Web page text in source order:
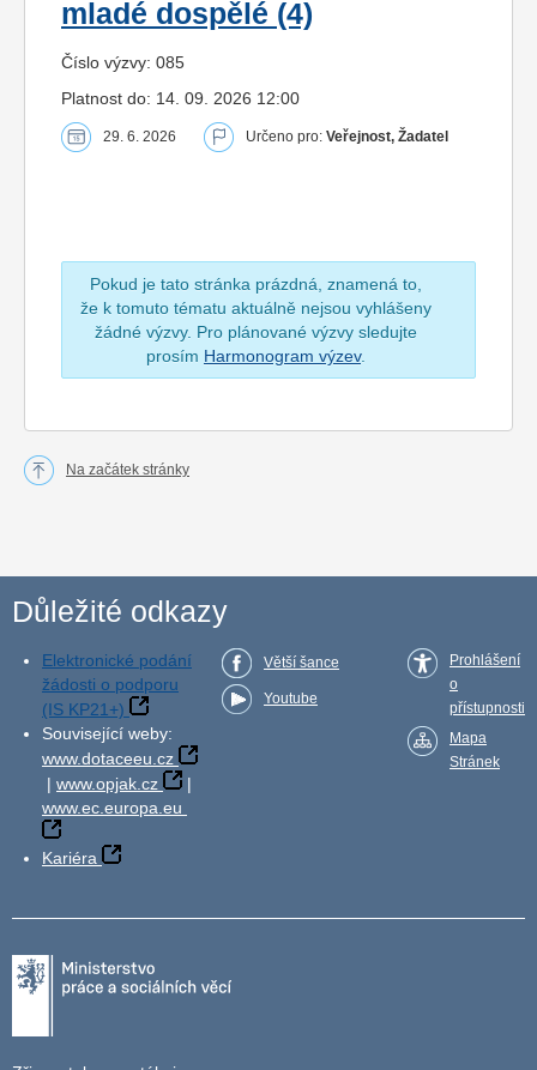
mladé dospělé (4)
Číslo výzvy: 085
Platnost do: 14. 09. 2026 12:00
29. 6. 2026 Určeno pro: Veřejnost, Žadatel
Pokud je tato stránka prázdná, znamená to,
že k tomuto tématu aktuálně nejsou vyhlášeny
žádné výzvy. Pro plánované výzvy sledujte
prosím Harmonogram výzev.
Na začátek stránky
Důležité odkazy
Elektronické podání
žádosti o podporu
(IS KP21+)
Související weby:
www.dotaceeu.cz
| www.opjak.cz
|
www.ec.europa.eu
Kariéra
Větší šance
Youtube
Prohlášení
o
přístupnosti
Mapa
Stránek